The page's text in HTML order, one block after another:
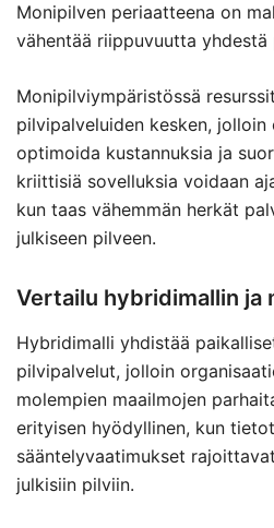
Monipilven periaatteena on
vähentää riippuvuutta yhdestä
Monipilviympäristössä
pilvipalveluiden kesken,
optimoida kustannuksia ja
kriittisiä sovelluksia voidaan
kun taas vähemmän herkät
julkiseen pilveen.
Vertailu hybridimallin ja
Hybridimalli yhdistää
pilvipalvelut, jolloin
molempien maailmojen
erityisen hyödyllinen, kun
sääntelyvaatimukset
julkisiin pilviin.